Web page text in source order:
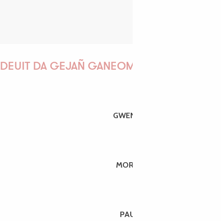
DEUIT DA GEJAÑ GANEOMP !
GWENAËLLE
MORGANE
PAULINE